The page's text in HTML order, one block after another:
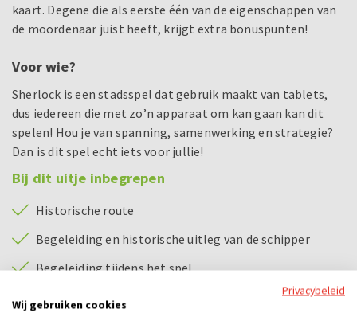
kaart. Degene die als eerste één van de eigenschappen van
de moordenaar juist heeft, krijgt extra bonuspunten!
Voor wie?
Sherlock is een stadsspel dat gebruik maakt van tablets,
dus iedereen die met zo’n apparaat om kan gaan kan dit
spelen! Hou je van spanning, samenwerking en strategie?
Dan is dit spel echt iets voor jullie!
Bij dit uitje inbegrepen
Historische route
Begeleiding en historische uitleg van de schipper
Begeleiding tijdens het spel
Tablet per team
Privacybeleid
Wij gebruiken cookies